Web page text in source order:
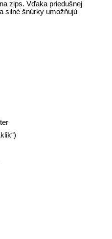
zips. Vďaka priedušnej
silné šnúrky umožňujú